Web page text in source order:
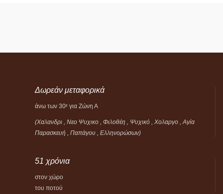
Δωρεάν μεταφορικά
άνω των 30ε για Ζώνη Α
(Χαλανδρι , Νεο Ψυχικο , Φιλοθέη , Ψυχικό ,
Χολαργο , Αγία
Παρασκευή , Παπάγου , Ελληνορώσων)
51 χρόνια
στον χώρο
του ποτού